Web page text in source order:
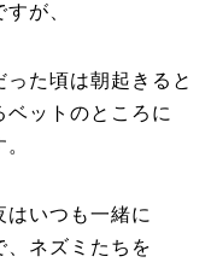
が、
った頃は朝起きると
ベットのところに
はいつも一緒に
、ネズミたちを